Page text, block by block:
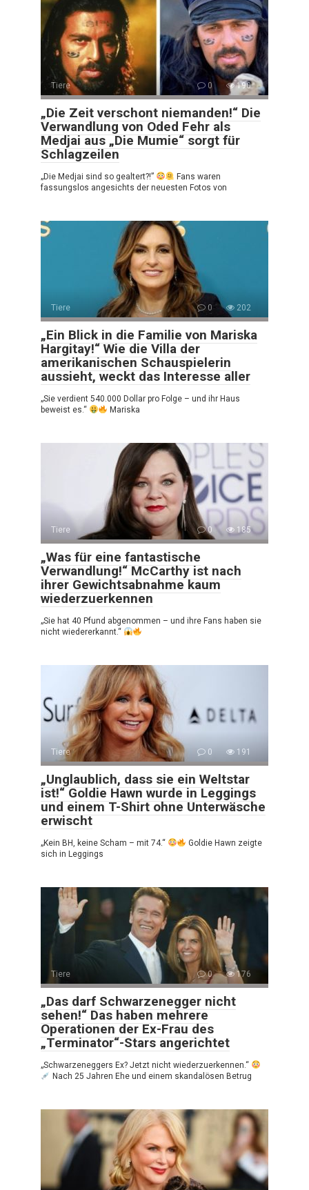
Tiere 0 190
„Die Zeit verschont niemanden!“ Die
Verwandlung von Oded Fehr als
Medjai aus „Die Mumie“ sorgt für
Schlagzeilen
„Die Medjai sind so gealtert?!”
Fans waren
fassungslos angesichts der neuesten Fotos von
Tiere 0 202
„Ein Blick in die Familie von Mariska
Hargitay!“ Wie die Villa der
amerikanischen Schauspielerin
aussieht, weckt das Interesse aller
„Sie verdient 540.000 Dollar pro Folge – und ihr Haus
beweist es.“
Mariska
Tiere 0 185
„Was für eine fantastische
Verwandlung!“ McCarthy ist nach
ihrer Gewichtsabnahme kaum
wiederzuerkennen
„Sie hat 40 Pfund abgenommen – und ihre Fans haben sie
nicht wiedererkannt.“
Tiere 0 191
„Unglaublich, dass sie ein Weltstar
ist!“ Goldie Hawn wurde in Leggings
und einem T-Shirt ohne Unterwäsche
erwischt
„Kein BH, keine Scham – mit 74.“
Goldie Hawn zeigte
sich in Leggings
Tiere 0 176
„Das darf Schwarzenegger nicht
sehen!“ Das haben mehrere
Operationen der Ex-Frau des
„Terminator“-Stars angerichtet
„Schwarzeneggers Ex? Jetzt nicht wiederzuerkennen.“
Nach 25 Jahren Ehe und einem skandalösen Betrug